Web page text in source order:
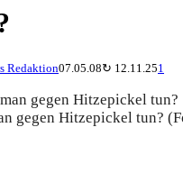
Redaktion07.05.08↻ 12.11.251
gegen Hitzepickel tun?